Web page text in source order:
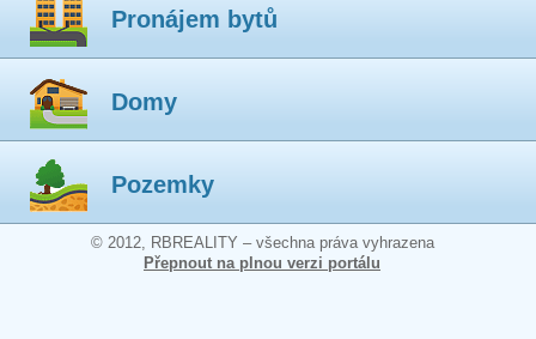
Pronájem bytů
Domy
Pozemky
© 2012, RBREALITY – všechna práva vyhrazena
Přepnout na plnou verzi portálu